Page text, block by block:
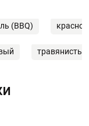
(BBQ)
травянистый